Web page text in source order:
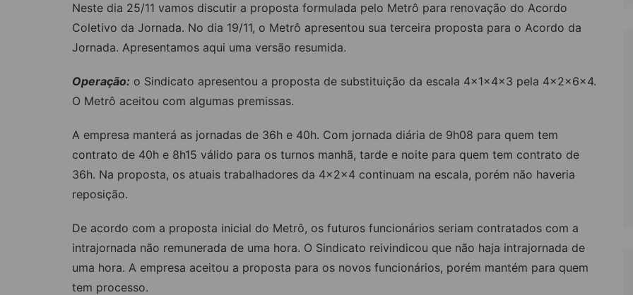
CLASSIFICADOS
Neste dia 25/11 vamos discutir a proposta formulada pelo Metrô para renovação do Acordo
Coletivo da Jornada. No dia 19/11, o Metrô apresentou sua terceira proposta para o Acordo da
Jornada. Apresentamos aqui uma versão resumida.
Operação: o Sindicato apresentou a proposta de substituição da escala 4x1x4x3 pela 4x2x6x4.
O Metrô aceitou com algumas premissas.
A empresa manterá as jornadas de 36h e 40h. Com jornada diária de 9h08 para quem tem
contrato de 40h e 8h15 válido para os turnos manhã, tarde e noite para quem tem contrato de
36h. Na proposta, os atuais trabalhadores da 4x2x4 continuam na escala, porém não haveria
reposição.
De acordo com a proposta inicial do Metrô, os futuros funcionários seriam contratados com a
intrajornada não remunerada de uma hora. O Sindicato reivindicou que não haja intrajornada de
uma hora. A empresa aceitou a proposta para os novos funcionários, porém mantém para quem
tem processo.